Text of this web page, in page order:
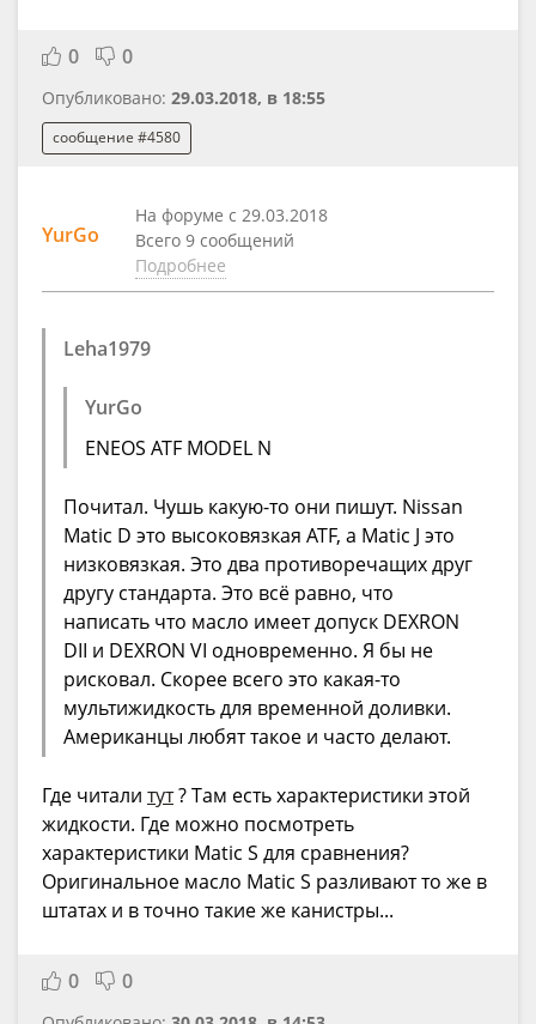
0 0
Опубликовано: 29.03.2018, в 18:55
сообщение #4580
YurGo
На форуме с 29.03.2018
Всего 9 сообщений
Подробнее
Leha1979
YurGo
ENEOS ATF MODEL N
Почитал. Чушь какую-то они пишут. Nissan
Matic D это высоковязкая ATF, а Matic J это
низковязкая. Это два противоречащих друг
другу стандарта. Это всё равно, что
написать что масло имеет допуск DEXRON
DII и DEXRON VI одновременно. Я бы не
рисковал. Скорее всего это какая-то
мультижидкость для временной доливки.
Американцы любят такое и часто делают.
Где читали тут? Там есть характеристики этой
жидкости. Где можно посмотреть
характеристики Matic S для сравнения?
Оригинальное масло Matic S разливают то же в
штатах и в точно такие же канистры...
0 0